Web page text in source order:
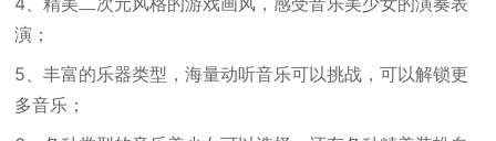
演；
5、丰富的乐器类型，海量动听音乐可以挑战，可以解锁更
多音乐；